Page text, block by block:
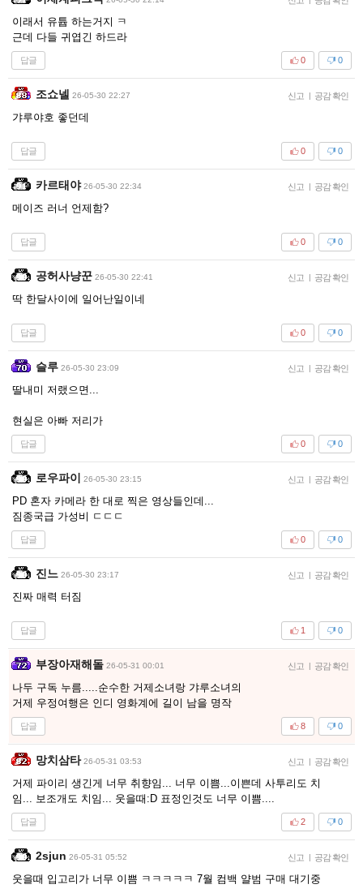
이래서 유튭 하는거지 ㅋ
근데 다들 귀엽긴 하드라
답글 0
0
조쇼넬 26-05-30 22:27 신고 | 공감 확인
갸루야호 좋던데
답글 0
0
카르태야 26-05-30 22:34 신고 | 공감 확인
메이즈 러너 언제함?
답글 0
0
공허사냥꾼 26-05-30 22:41 신고 | 공감 확인
딱 한달사이에 일어난일이네
답글 0
0
슬루 26-05-30 23:09 신고 | 공감 확인
딸내미 저랬으면...
현실은 아빠 저리가
답글 0
0
로우파이 26-05-30 23:15 신고 | 공감 확인
PD 혼자 카메라 한 대로 찍은 영상들인데...
짐종국급 가성비 ㄷㄷㄷ
답글 0
0
진느 26-05-30 23:17 신고 | 공감 확인
진짜 매력 터짐
답글 0
1
부장아재해돌 26-05-31 00:01 신고 | 공감 확인
나두 구독 누름.....순수한 거제소녀랑 갸루소녀의
거제 우정여행은 인디 영화계에 길이 남을 명작
답글 0
8
망치삼타 26-05-31 03:53 신고 | 공감 확인
거제 파이리 생긴게 너무 취향임... 너무 이쁨...이쁜데 사투리도 치
임... 보조개도 치임... 웃을때:D 표정인것도 너무 이쁨....
답글 0
2
2sjun 26-05-31 05:52 신고 | 공감 확인
웃을때 입고리가 너무 이쁨 ㅋㅋㅋㅋㅋ 7월 컴백 얄범 구매 대기중